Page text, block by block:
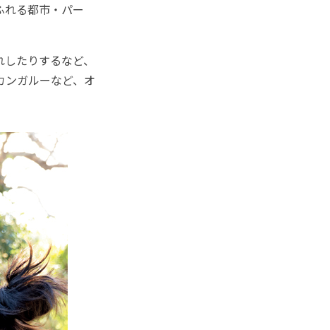
る都市・パー
たりするなど、
ガルーなど、オ